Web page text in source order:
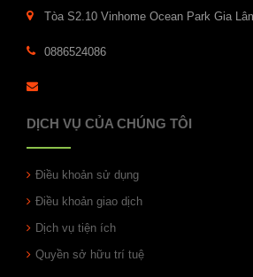
Tòa S2.10 Vinhome Ocean Park Gia
0886524086
DỊCH VỤ CỦA CHÚNG TÔI
Điều khoản sử dụng
Điều khoản giao dịch
Dịch vụ tiện ích
Quyền sở hữu trí tuệ